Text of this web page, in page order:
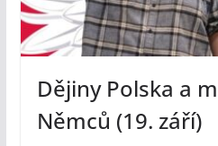
Dějiny Polska a
Němců (19. září)